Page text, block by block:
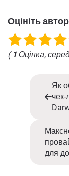
Оцініть
( 1 Оцінка,
Як
для